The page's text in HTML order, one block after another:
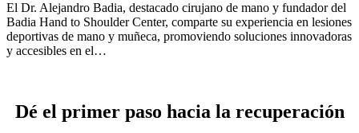
El Dr. Alejandro Badia, destacado cirujano de mano y fundador del
Badia Hand to Shoulder Center, comparte su experiencia en lesiones
deportivas de mano y muñeca, promoviendo soluciones innovadoras
y accesibles en el…
Dé el primer paso hacia la recuperación